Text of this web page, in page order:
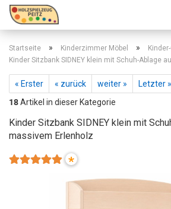
Startseite » Kinderzimmer Möbel »
Kinder Sitzbank SIDNEY klein mit Schuh-Ablage
« Erster « zurück weiter »
Letzter »
18Artikel in dieser Kategorie
Kinder Sitzbank SIDNEY klein mit
massivem Erlenholz
*